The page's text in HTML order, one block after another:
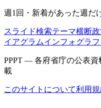
週1回・新着があった週だ
スライド検索テーマ横断
イアグラムインフォグラ
PPPT — 各府省庁の公表
載
このサイトについて利用